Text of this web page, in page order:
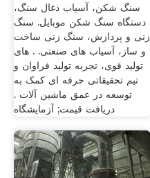
سنگ شکن، آسیاب ذغال سنگ،
دستگاه سنگ شکن موبایل. سنگ
زنی و پردازش، سنگ زنی ساخت
و ساز، آسیاب های صنعتی. . های
تولید قوی، تجربه تولید فراوان و
تیم تحقیقاتی حرفه ای کمک به
توسعه در عمق ماشین آلات .
دریافت قیمت; آزمایشگاه